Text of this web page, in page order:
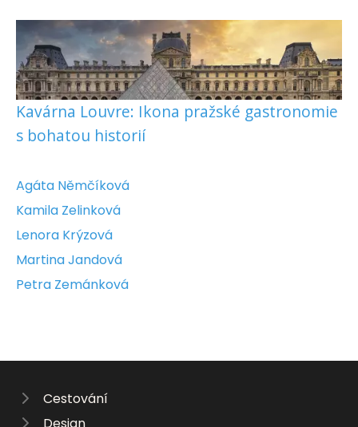
Kavárna Louvre: Ikona pražské gastronomie
s bohatou historií
Agáta Němčíková
Kamila Zelinková
Lenora Krýzová
Martina Jandová
Petra Zemánková
Cestování
Design